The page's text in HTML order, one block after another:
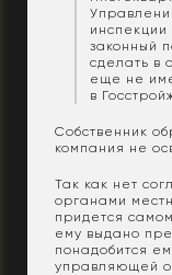
инспекции
законный
сделать в
еще не
в
Собственник
компания не
Так как нет
органами
придется
ему выдано
понадобится
управляющей